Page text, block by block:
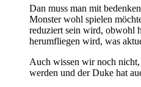
Dan muss man mit
Monster wohl spielen
reduziert sein wird, obwohl
herumfliegen wird, was
Auch wissen wir noch
werden und der Duke hat